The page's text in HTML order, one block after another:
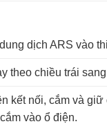
dịch ARS vào
theo chiều trái
kết nối, cắm và
vào ổ điện.